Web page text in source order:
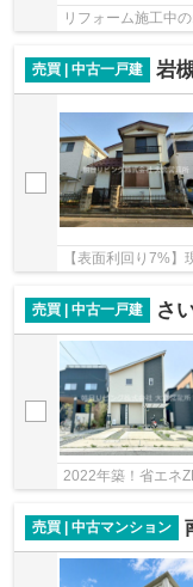
リフォーム施工中
売買 | 中古一戸建 岩
【表面利回り7%
売買 | 中古一戸建 さ
2022年築！省エネ
売買 | 中古マンション